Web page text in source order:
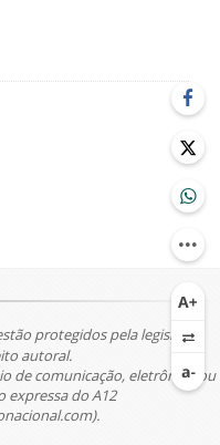
protegidos pela legislação
autoral.
de comunicação, eletrônico ou
expressa do A12